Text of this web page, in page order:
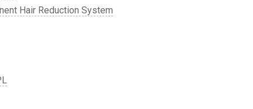
Hair Reduction System